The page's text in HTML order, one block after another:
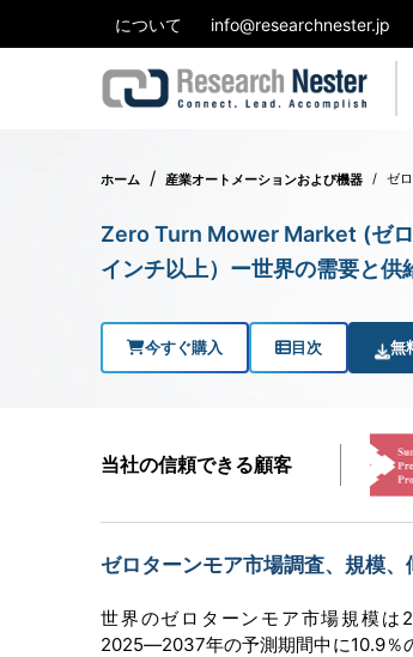
について info@researchnester.jp
ホーム 産業オートメーションおよび機器 ゼ
Zero Turn Mower Market (ゼ
インチ以上）ー世界の需要と
今すぐ購入 目次 無
当社の信頼できる顧客
ゼロターンモア市場調査、規模
世界のゼロターンモア市場規模は
2025―2037年の予測期間中に10.9％